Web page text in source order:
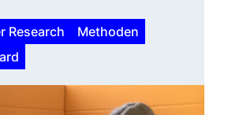
Research
Methoden